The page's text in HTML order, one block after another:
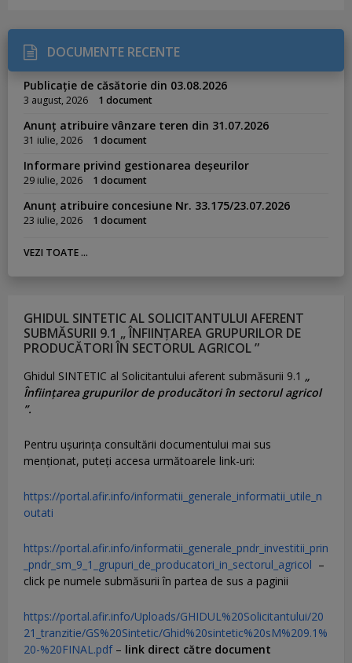
DOCUMENTE RECENTE
Publicație de căsătorie din 03.08.2026
3 august, 2026 1 document
Anunț atribuire vânzare teren din 31.07.2026
31 iulie, 2026 1 document
Informare privind gestionarea deșeurilor
29 iulie, 2026 1 document
Anunț atribuire concesiune Nr. 33.175/23.07.2026
23 iulie, 2026 1 document
VEZI TOATE ...
GHIDUL SINTETIC AL SOLICITANTULUI AFERENT
SUBMĂSURII 9.1 „ ÎNFIINȚAREA GRUPURILOR DE
PRODUCĂTORI ÎN SECTORUL AGRICOL ”
Ghidul SINTETIC al Solicitantului aferent submăsurii 9.1 „
Înființarea grupurilor de producători în sectorul agricol
”.
Pentru uşurinţa consultării documentului mai sus
menţionat, puteţi accesa următoarele link-uri:
https://portal.afir.info/informatii_generale_informatii_utile_n
outati
https://portal.afir.info/informatii_generale_pndr_investitii_prin
_pndr_sm_9_1_grupuri_de_producatori_in_sectorul_agricol –
click pe numele submăsurii în partea de sus a paginii
https://portal.afir.info/Uploads/GHIDUL%20Solicitantului/20
21_tranzitie/GS%20Sintetic/Ghid%20sintetic%20sM%209.1%
20-%20FINAL.pdf– link direct către document